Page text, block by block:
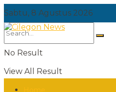
Sabtu, 8 Agustus 2026
No Result
View All Result